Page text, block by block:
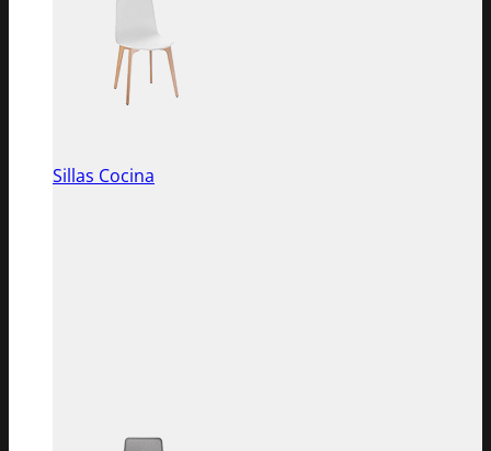
Sillas Cocina